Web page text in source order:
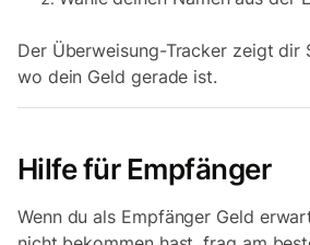
Der Überweisung-Tracker zeigt dir
wo dein Geld gerade ist.
Hilfe für Empfänger
Wenn du als Empfänger Geld